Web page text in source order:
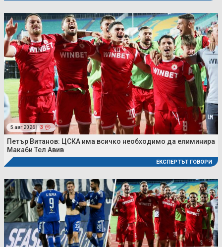
5 авг 2026 | 3
Петър Витанов: ЦСКА има всичко необходимо да елиминира
Макаби Тел Авив
ЕКСПЕРТЪТ ГОВОРИ